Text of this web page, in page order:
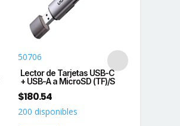
50706
Lector de Tarjetas USB-C
+ USB-A a MicroSD (TF)/S
$180.54
200 disponibles